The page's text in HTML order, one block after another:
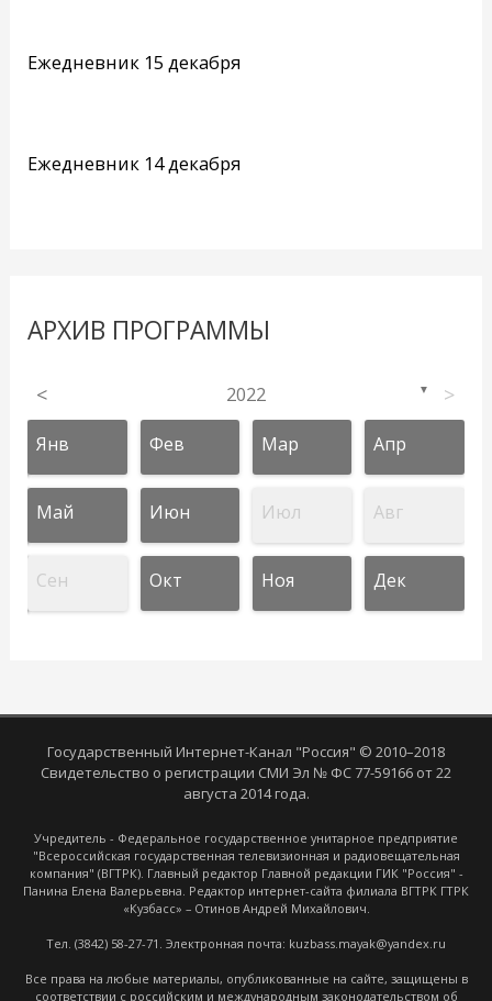
Ежедневник 15 декабря
Ежедневник 14 декабря
АРХИВ ПРОГРАММЫ
< 2022 ▼ >
Янв Фев Мар Апр
Май Июн Июл Авг
Сен Окт Ноя Дек
Государственный Интернет-Канал "Россия" © 2010–2018
Свидетельство о регистрации СМИ Эл № ФС 77-59166 от 22
августа 2014 года.
Учредитель - Федеральное государственное унитарное предприятие
"Всероссийская государственная телевизионная и радиовещательная
компания" (ВГТРК). Главный редактор Главной редакции ГИК "Россия" -
Панина Елена Валерьевна. Редактор интернет-сайта филиала ВГТРК ГТРК
«Кузбасс» – Отинов Андрей Михайлович.
Тел. (3842) 58-27-71. Электронная почта: kuzbass.mayak@yandex.ru
Все права на любые материалы, опубликованные на сайте, защищены в
соответствии с российским и международным законодательством об